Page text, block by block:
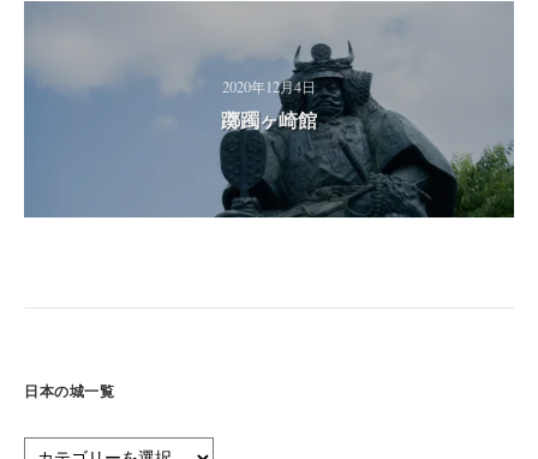
2020年12月4日
躑躅ヶ崎館
日本の城一覧